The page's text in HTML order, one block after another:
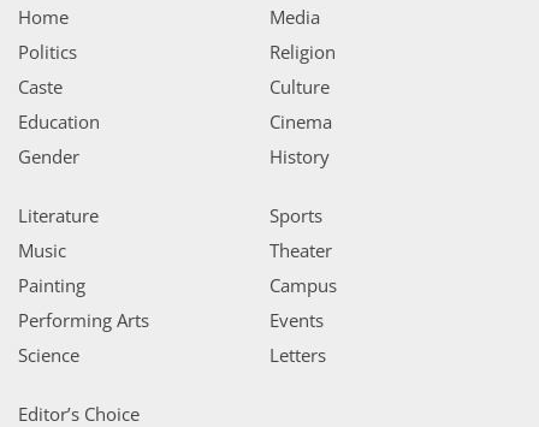
Home
Politics
Caste
Education
Gender
Media
Religion
Culture
Cinema
History
Literature
Music
Painting
Performing Arts
Science
Sports
Theater
Campus
Events
Letters
Editor’s Choice